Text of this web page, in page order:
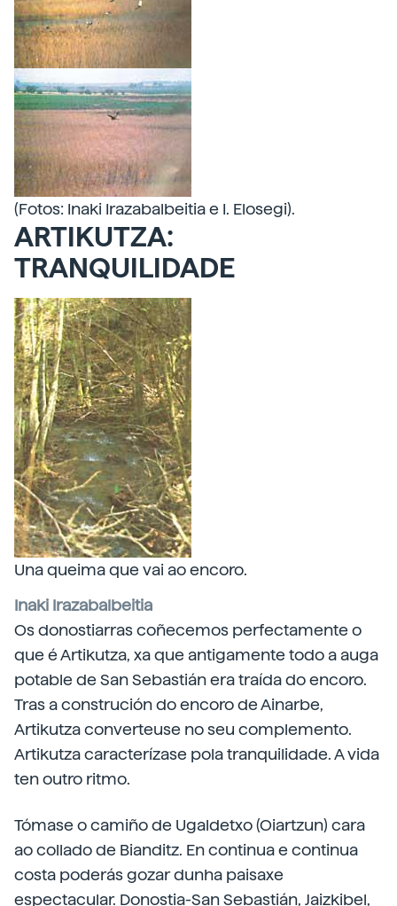
(Fotos: Inaki Irazabalbeitia e I. Elosegi).
ARTIKUTZA:
TRANQUILIDADE
Una queima que vai ao encoro.
Inaki Irazabalbeitia
Os donostiarras coñecemos perfectamente o
que é Artikutza, xa que antigamente todo a auga
potable de San Sebastián era traída do encoro.
Tras a construción do encoro de Ainarbe,
Artikutza converteuse no seu complemento.
Artikutza caracterízase pola tranquilidade. A vida
ten outro ritmo.
Tómase o camiño de Ugaldetxo (Oiartzun) cara
ao collado de Bianditz. En continua e continua
costa poderás gozar dunha paisaxe
espectacular. Donostia-San Sebastián, Jaizkibel,